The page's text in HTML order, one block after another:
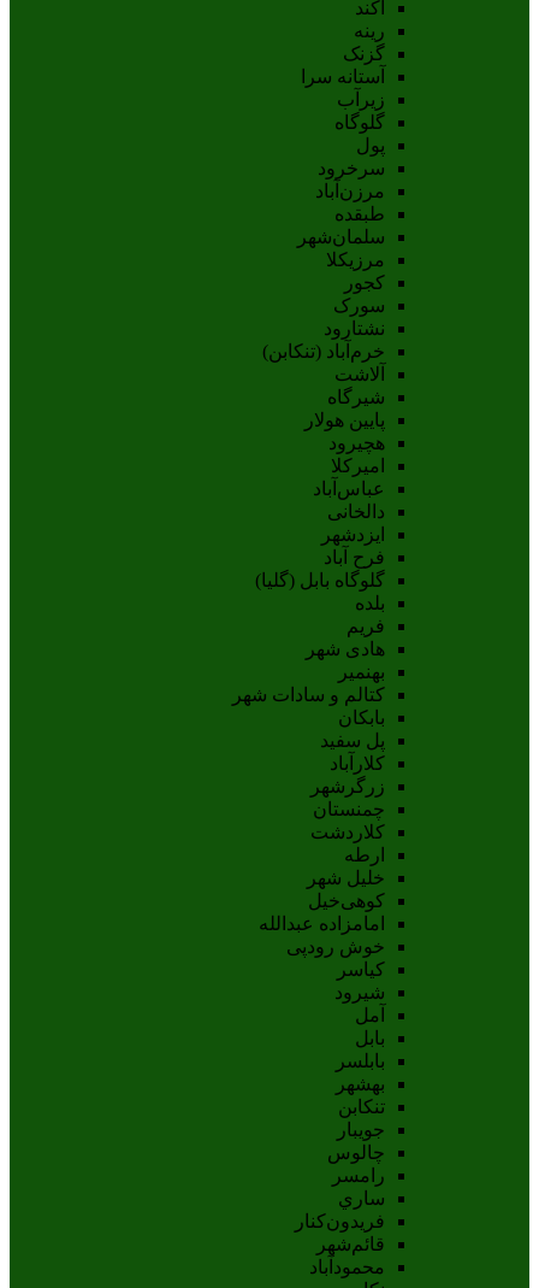
آکند
رینه
گزنک
آستانه سرا
زیرآب
گلوگاه
پول
سرخرود
مرزن‌آباد
طبقده
سلمان‌شهر
مرزیکلا
کجور
سورک
نشتارود
خرم‌آباد (تنکابن)
آلاشت
شیرگاه
پایین هولار
هچیرود
امیرکلا
عباس‌آباد
دالخانی
ایزدشهر
فرح آباد
گلوگاه بابل (گلیا)
بلده
فریم
هادی شهر
بهنمیر
کتالم و سادات شهر
بابکان
پل سفید
کلارآباد
زرگرشهر
چمنستان
کلاردشت
ارطه
خلیل شهر
کوهی‌خیل
امامزاده عبدالله
خوش رودپی
کیاسر
شیرود
آمل
بابل
بابلسر
بهشهر
تنکابن
جويبار
چالوس
رامسر
ساري
فريدون‌کنار
قائم‌شهر
محمودآباد